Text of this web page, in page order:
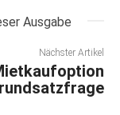
Ausgabe
Nächster Artikel